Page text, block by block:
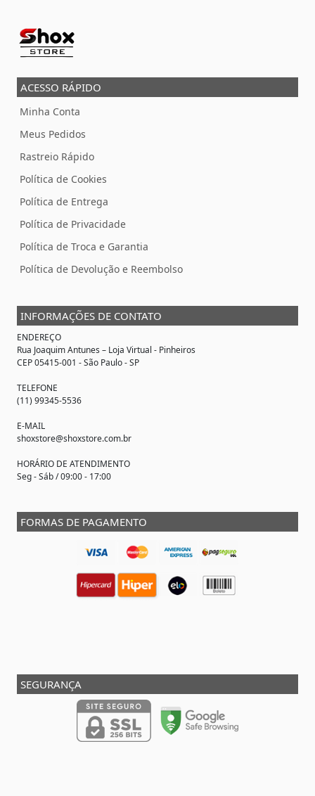
ACESSO RÁPIDO
Minha Conta
Meus Pedidos
Rastreio Rápido
Política de Cookies
Política de Entrega
Política de Privacidade
Política de Troca e Garantia
Política de Devolução e Reembolso
INFORMAÇÕES DE CONTATO
ENDEREÇO
Rua Joaquim Antunes – Loja Virtual - Pinheiros
CEP 05415-001 - São Paulo - SP
TELEFONE
(11) 99345-5536
E-MAIL
shoxstore@shoxstore.com.br
HORÁRIO DE ATENDIMENTO
Seg - Sáb / 09:00 - 17:00
FORMAS DE PAGAMENTO
SEGURANÇA